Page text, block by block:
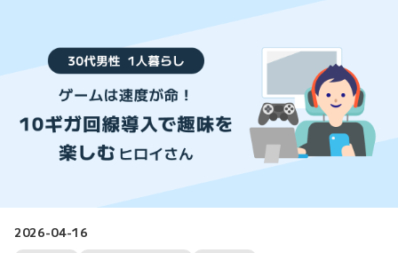
2026-04-16